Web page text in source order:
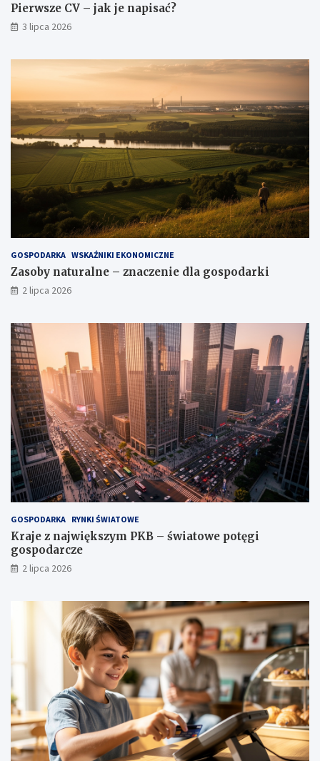
Pierwsze CV – jak je napisać?
3 lipca 2026
GOSPODARKA WSKAŹNIKI EKONOMICZNE
Zasoby naturalne – znaczenie dla gospodarki
2 lipca 2026
GOSPODARKA RYNKI ŚWIATOWE
Kraje z największym PKB – światowe potęgi
gospodarcze
2 lipca 2026